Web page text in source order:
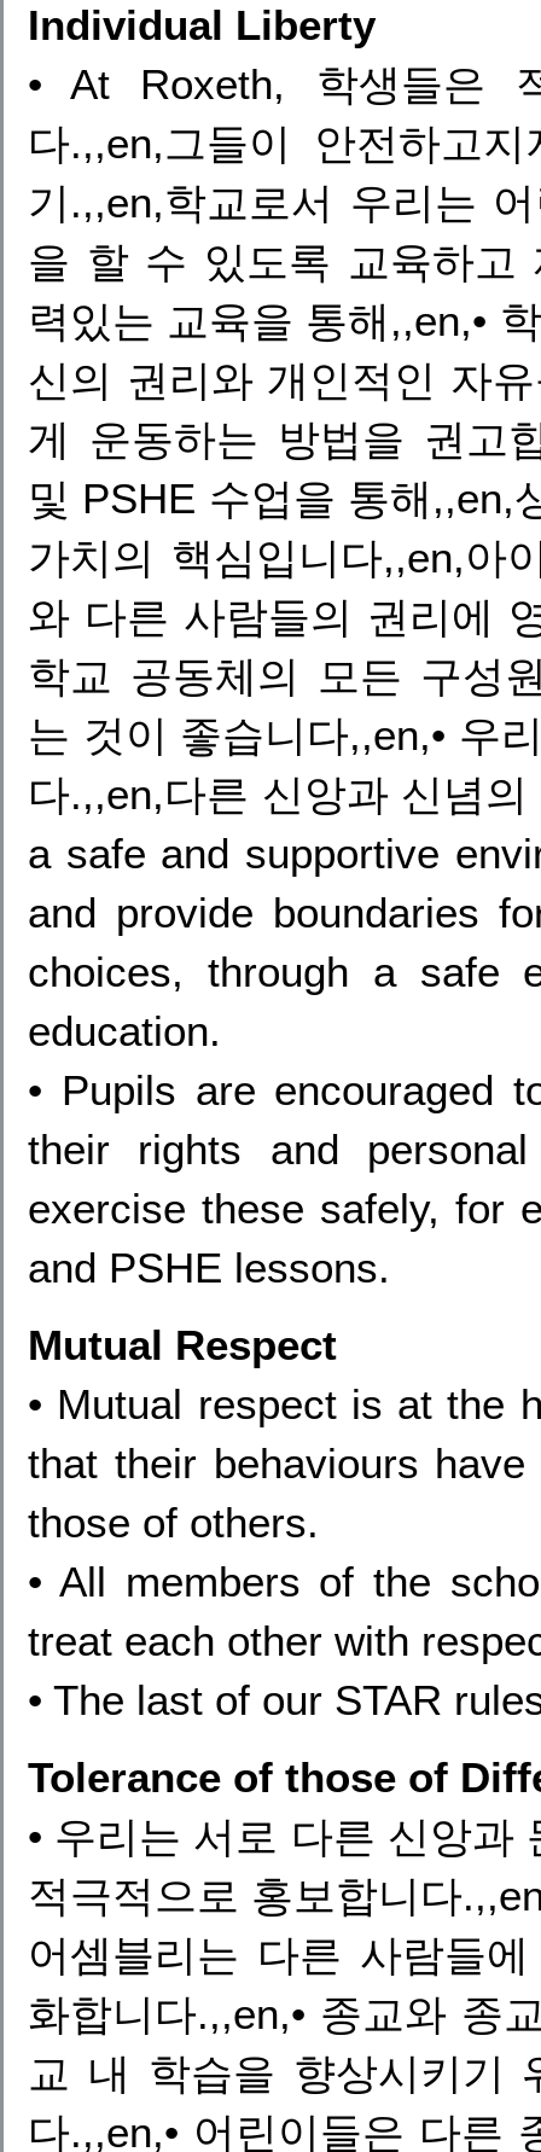
Individual Liberty
• At Roxeth, 학생들은
다.,,en,그들이 안전하고
기.,,en,학교로서 우리는
을 할 수 있도록 교육하고
력있는 교육을 통해,,en,•
신의 권리와 개인적인 자
게 운동하는 방법을 권고
및 PSHE 수업을 통해,,en,
가치의 핵심입니다,,en,아
와 다른 사람들의 권리에
학교 공동체의 모든 구성
는 것이 좋습니다,,en,• 우
다.,,en,다른 신앙과 신념
a safe and supportive
and provide boundaries
choices, through a safe
education.
• Pupils are encouraged
their rights and
exercise these safely, for
and PSHE lessons.
Mutual Respect
• Mutual respect is at the
that their behaviours
those of others.
• All members of the
treat each other with
• The last of our STAR
Tolerance of those of
• 우리는 서로 다른 신앙과
적극적으로 홍보합니다
어셈블리는 다른 사람들
화합니다.,,en,• 종교와 종
교 내 학습을 향상시키기
다.,,en,• 어린이들은 다른